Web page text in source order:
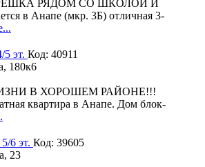
РЯДОМ СО ШКОЛОЙ И
в Анапе (мкр. 3Б) отличная 3-
5 эт. Код: 40911
180к6
В ХОРОШЕМ РАЙОНЕ!!!
квартира в Анапе. Дом блок-
6 эт. Код: 39605
23